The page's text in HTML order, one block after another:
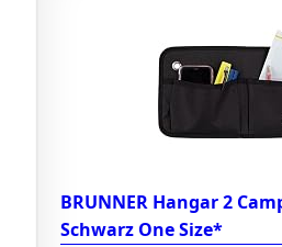
BRUNNER Hangar 2
Schwarz One Size*